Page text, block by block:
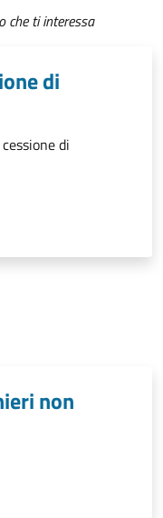
che ti interessa
di
di
non